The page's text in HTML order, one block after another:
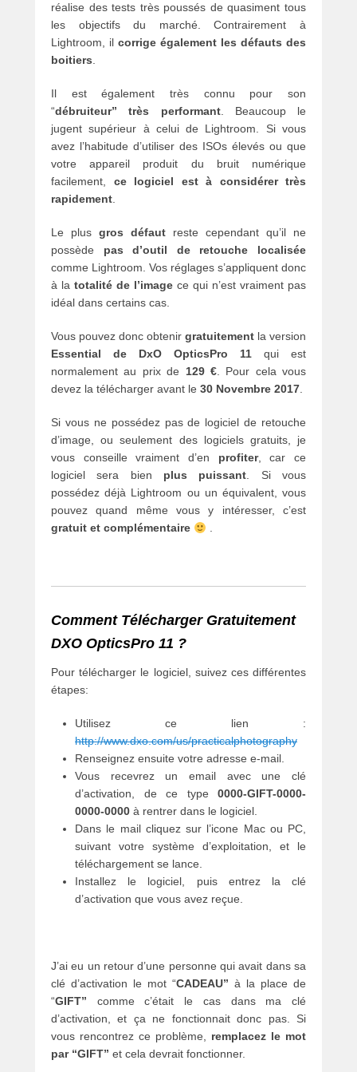
réalise des tests très poussés de quasiment tous
les objectifs du marché. Contrairement à
Lightroom, il corrige également les défauts des
boitiers.
Il est également très connu pour son
“débruiteur” très performant. Beaucoup le
jugent supérieur à celui de Lightroom. Si vous
avez l’habitude d’utiliser des ISOs élevés ou que
votre appareil produit du bruit numérique
facilement, ce logiciel est à considérer très
rapidement.
Le plus gros défaut reste cependant qu’il ne
possède pas d’outil de retouche localisée
comme Lightroom. Vos réglages s’appliquent donc
à la totalité de l’image ce qui n’est vraiment pas
idéal dans certains cas.
Vous pouvez donc obtenir gratuitement la version
Essential de DxO OpticsPro 11 qui est
normalement au prix de 129 €. Pour cela vous
devez la télécharger avant le 30 Novembre 2017.
Si vous ne possédez pas de logiciel de retouche
d’image, ou seulement des logiciels gratuits, je
vous conseille vraiment d’en profiter, car ce
logiciel sera bien plus puissant. Si vous
possédez déjà Lightroom ou un équivalent, vous
pouvez quand même vous y intéresser, c’est
gratuit et complémentaire
.
Comment Télécharger Gratuitement
DXO OpticsPro 11 ?
Pour télécharger le logiciel, suivez ces différentes
étapes:
Utilisez ce lien :
http://www.dxo.com/us/practicalphotography
Renseignez ensuite votre adresse e-mail.
Vous recevrez un email avec une clé
d’activation, de ce type 0000-GIFT-0000-
0000-0000 à rentrer dans le logiciel.
Dans le mail cliquez sur l’icone Mac ou PC,
suivant votre système d’exploitation, et le
téléchargement se lance.
Installez le logiciel, puis entrez la clé
d’activation que vous avez reçue.
J’ai eu un retour d’une personne qui avait dans sa
clé d’activation le mot “CADEAU” à la place de
“GIFT” comme c’était le cas dans ma clé
d’activation, et ça ne fonctionnait donc pas. Si
vous rencontrez ce problème, remplacez le mot
par “GIFT” et cela devrait fonctionner.